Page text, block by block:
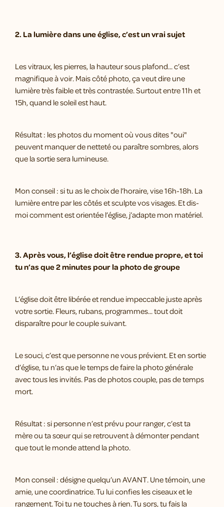
2. La lumière dans une église, c’est un vrai sujet
Les vitraux, les pierres, la hauteur sous plafond... c’est
magnifique à voir. Mais côté photo, ça veut dire une
lumière très faible et très contrastée. Surtout entre 11h et
15h, quand le soleil est haut.
Résultat : les photos du moment où vous dites "oui"
peuvent manquer de netteté ou paraître sombres, alors
que la sortie sera lumineuse.
Mon conseil : si tu as le choix de l’horaire, vise 16h-18h. La
lumière entre par les côtés et sculpte vos visages. Et dis-
moi comment est orientée l’église, j’adapte mon matériel.
3. Après vous, l’église doit être rendue propre, et toi
tu n’as que 2 minutes pour la photo de groupe
L’église doit être libérée et rendue impeccable juste après
votre sortie. Fleurs, rubans, programmes... tout doit
disparaître pour le couple suivant.
Le souci, c’est que personne ne vous prévient. Et en sortie
d’église, tu n’as que le temps de faire la photo générale
avec tous les invités. Pas de photos couple, pas de temps
mort.
Résultat : si personne n’est prévu pour ranger, c’est ta
mère ou ta sœur qui se retrouvent à démonter pendant
que tout le monde attend la photo.
Mon conseil : désigne quelqu’un AVANT. Une témoin, une
amie, une coordinatrice. Tu lui confies les ciseaux et le
rangement. Toi tu ne touches à rien. Tu sors, tu fais la